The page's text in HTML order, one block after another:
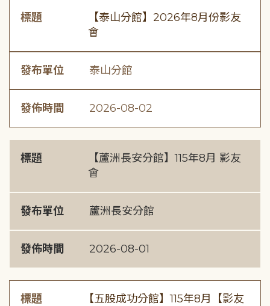
標題
【泰山分館】2026年8月份影友
會
發布單位 泰山分館
發佈時間 2026-08-02
標題
【蘆洲長安分館】115年8月 影友
會
發布單位 蘆洲長安分館
發佈時間 2026-08-01
標題
【五股成功分館】115年8月【影友